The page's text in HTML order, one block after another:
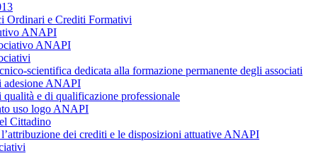
Ordinari e Crediti Formativi
ANAPI
ANAPI
scientifica dedicata alla formazione permanente degli associati
adesione ANAPI
qualità e di qualificazione professionale
uso logo ANAPI
Cittadino
dei crediti e le disposizioni attuative ANAPI